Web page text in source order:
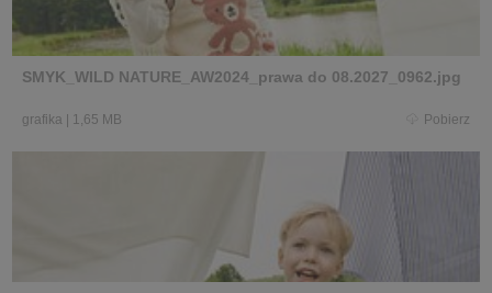
SMYK_WILD NATURE_AW2024_prawa do 08.2027_0962.jpg
grafika 1,65 MB Pobierz